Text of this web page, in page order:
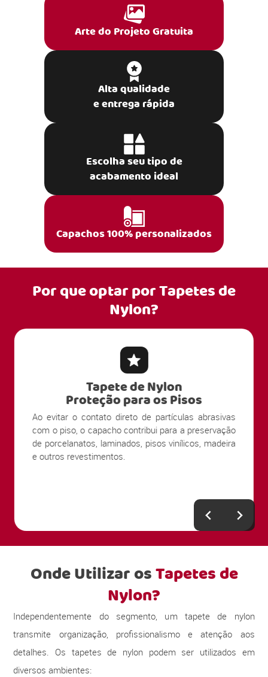
Arte do Projeto Gratuita
Alta qualidade
e entrega rápida
Escolha seu tipo de
acabamento ideal
Capachos 100% personalizados
Por que optar porTapetes de
Nylon?
Tapete de Nylon
Proteção para os Pisos
Ao evitar o contato direto de partículas abrasivas
com o piso, o capacho contribui para a preservação
de porcelanatos, laminados, pisos vinílicos, madeira
e outros revestimentos.
Onde Utilizar osTapetes de
Nylon?
Independentemente do segmento, um tapete de nylon
transmite organização, profissionalismo e atenção aos
detalhes. Os tapetes de nylon podem ser utilizados em
diversos ambientes: